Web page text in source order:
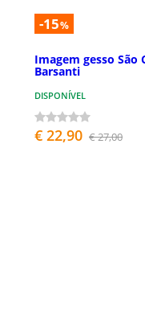
-15%
Imagem gesso
Barsanti
DISPONÍVEL
€ 22,90 € 27,00